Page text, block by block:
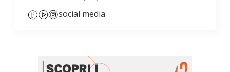
social media